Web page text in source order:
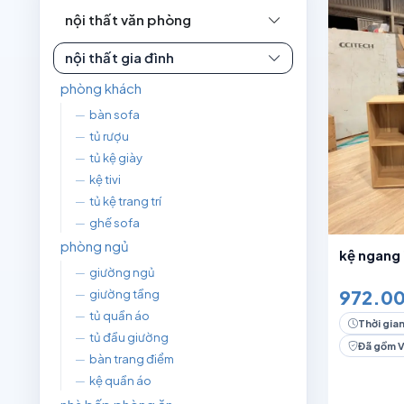
Hết hàng
2 người 4 người
6 người
10+
nội thất văn phòng
nội thất gia đình
phòng khách
— bàn sofa
— tủ rượu
— tủ kệ giày
— kệ tivi
— tủ kệ trang trí
— ghế sofa
phòng ngủ
— giường ngủ
— giường tầng
— tủ quần áo
— tủ đầu giường
— bàn trang điểm
— kệ quần áo
kệ ngang
Thời
Đã gồm